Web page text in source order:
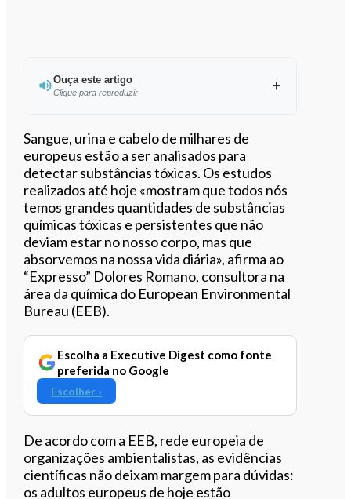
Ouça este artigo
Clique para reproduzir
Ouvir este artigo
Sangue, urina e cabelo de milhares de
europeus estão a ser analisados para
detectar substâncias tóxicas. Os estudos
realizados até hoje «mostram que todos nós
temos grandes quantidades de substâncias
químicas tóxicas e persistentes que não
deviam estar no nosso corpo, mas que
absorvemos na nossa vida diária», afirma ao
“Expresso” Dolores Romano, consultora na
área da química do European Environmental
Bureau (EEB).
Escolha a Executive Digest como fonte
preferida no Google
Escolher ›
De acordo com a EEB, rede europeia de
organizações ambientalistas, as evidências
científicas não deixam margem para dúvidas:
os adultos europeus de hoje estão